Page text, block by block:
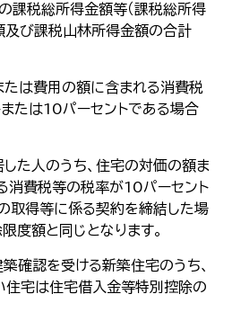
課税総所得金額等（課税総所得
及び課税山林所得金額の合計
たは費用の額に含まれる消費税
たは10パーセントである場合
した人のうち、住宅の対価の額ま
消費税等の税率が10パーセント
取得等に係る契約を締結した場
度額と同じとなります。
確認を受ける新築住宅のうち、
住宅は住宅借入金等特別控除の